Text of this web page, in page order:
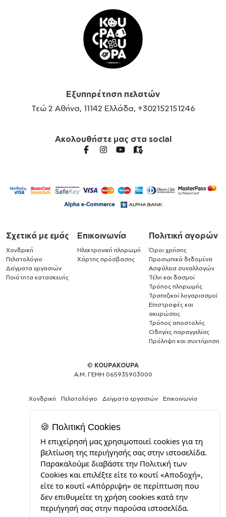
Εξυπηρέτηση πελατών
Τεώ 2 Αθήνα, 11142 Ελλάδα, +302152151246
Ακολουθήστε μας στα social
Σχετικά με εμάς
Χονδρική
Πελατολόγιο
Δείγματα εργασιών
Ποιότητα κατασκευής
Επικοινωνία
Ηλεκτρονική πληρωμή
Χάρτης πρόσβασης
Πολιτική αγορών
Όροι χρήσης
Προσωπικά δεδομένα
Ασφάλεια συναλλαγών
Τέλη και δασμοί
Τρόπος πληρωμής
Τραπεζικοί λογαριασμοί
Επιστροφές και
ακυρώσεις
Τρόπος αποστολής
Οδηγίες παραγγελίας
Πρόληψη και συντήρηση
© KOUPAKOUPA
Α.Μ. ΓΕΜΗ 065935903000
Χονδρική Πελατολόγιο Δείγματα εργασιών Επικοινωνία
Θέλεις
και
εσύ
μια
επαγγελματική
ιστοσελίδα;
από
την
🍪 Πολιτική Cookies
Η επιχείρησή μας χρησιμοποιεί cookies για τη
βελτίωση της περιήγησής σας στην ιστοσελίδα.
Παρακαλούμε διαβάστε την Πολιτική των
Cookies και επιλέξτε είτε το κουτί «Αποδοχή»,
είτε το κουτί «Απόρριψη» σε περίπτωση που
δεν επιθυμείτε τη χρήση cookies κατά την
περιήγησή σας στην παρούσα ιστοσελίδα.